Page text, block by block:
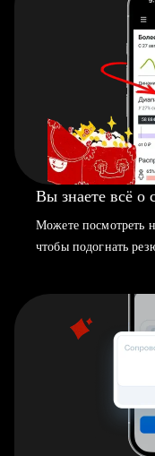
Вы знаете всё о
Можете посмотреть
чтобы подогнать